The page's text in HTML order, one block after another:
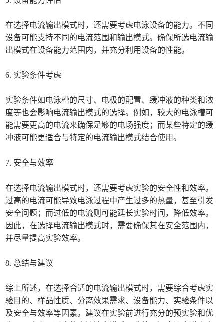
在选择电流输出模式时，还需要考虑电泳设备的能力。不同
设备可能支持不同的电流范围和输出模式。确保所选电流输
出模式在设备能力范围内，并充分利用设备的性能。
6. 实验条件考虑
实验条件如电泳槽的尺寸、电极的配置、缓冲液的种类和浓
度等也会影响电流输出模式的选择。例如，较大的电泳槽可
能需要更高的电流来确保足够的电场强度；而某些特定的缓
冲液可能更适合与特定的电流输出模式结合使用。
7. 安全与效率
在选择电流输出模式时，还需要考虑实验的安全性和效率。
过高的电流可能导致电泳过程中产生过多的热量，甚至引发
安全问题；而过低的电流则可能延长实验时间，降低效率。
因此，在选择电流输出模式时，需要确保其在安全范围内，
并尽量提高实验效率。
8. 总结与建议
综上所述，在选择合适的电流输出模式时，需要综合考虑实
验目的、样品性质、分离效果需求、设备能力、实验条件以
及安全与效率等因素。建议在实验前进行充分的预实验和优